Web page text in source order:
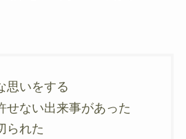
思いをする
せない出来事があった
られた